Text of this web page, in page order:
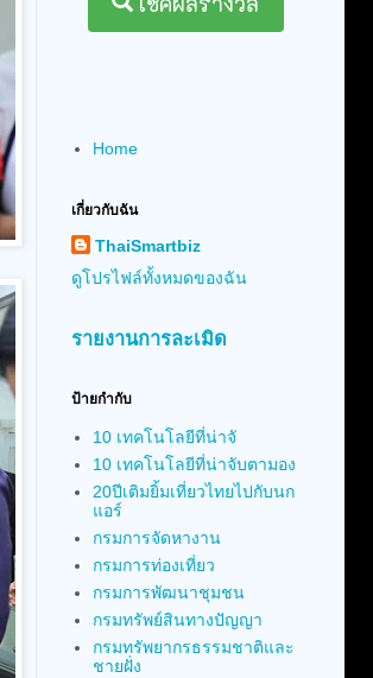
Home
เกี่ยวกับฉัน
ThaiSmartbiz
ดูโปรไฟล์ทั้งหมดของฉัน
รายงานการละเมิด
ป้ายกำกับ
10 เทคโนโลยีที่น่าจั
10 เทคโนโลยีที่น่าจับตามอง
20ปีเติมยิ้มเที่ยวไทยไปกับนก
แอร์
กรมการจัดหางาน
กรมการท่องเที่ยว
กรมการพัฒนาชุมชน
กรมทรัพย์สินทางปัญญา
กรมทรัพยากรธรรมชาติและ
ชายฝั่ง